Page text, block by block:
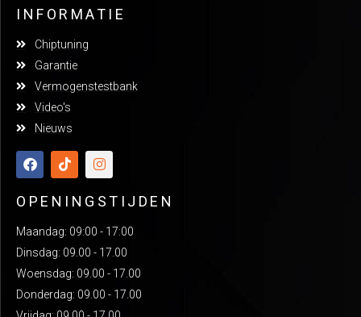
INFORMATIE
Chiptuning
Garantie
Vermogenstestbank
Video's
Nieuws
OPENINGSTIJDEN
Maandag: 09:00 - 17:00
Dinsdag: 09.00 - 17.00
Woensdag: 09.00 - 17.00
Donderdag: 09.00 - 17.00